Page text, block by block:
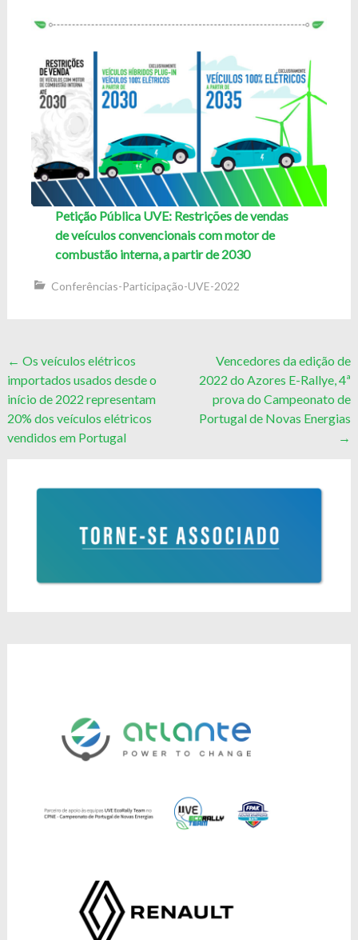
Petição Pública UVE: Restrições de vendas
de veículos convencionais com motor de
combustão interna, a partir de 2030
Conferências-Participação-UVE-2022
Post
navigation
← Os veículos elétricos
importados usados desde o
início de 2022 representam
20% dos veículos elétricos
vendidos em Portugal
Vencedores da edição de
2022 do Azores E-Rallye, 4ª
prova do Campeonato de
Portugal de Novas Energias
→